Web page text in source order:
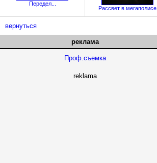
Передел...
Рассвет в мегаполисе
вернуться
реклама
Проф.съемка
reklama